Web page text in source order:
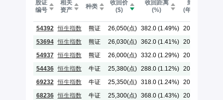
股证
编号
相关
资产
种类
收回价
($)
收回距离
(%)
到期日
(年-月-日)
54392 恒生指数 熊证 26,050(点) 382.0 (1.49%) 2029-05-30
53694 恒生指数 熊证 26,030(点) 362.0 (1.41%) 2029-05-30
54937 恒生指数 熊证 26,000(点) 332.0 (1.29%) 2029-05-30
54436 恒生指数 牛证 25,380(点) 288.0 (1.12%) 2028-07-28
69232 恒生指数 牛证 25,350(点) 318.0 (1.24%) 2028-12-28
68236 恒生指数 牛证 25,300(点) 368.0 (1.43%) 2028-12-28